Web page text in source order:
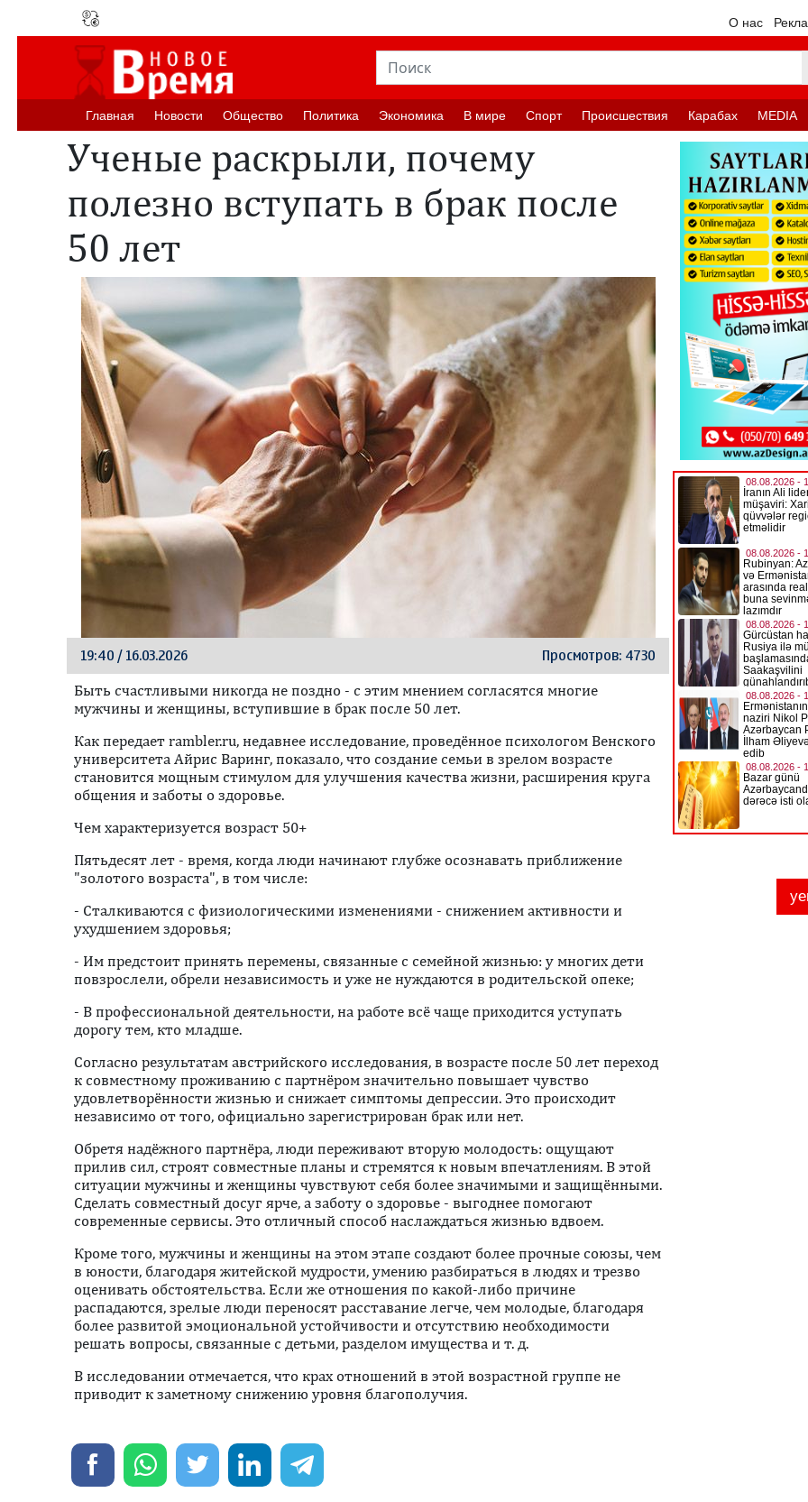
О нас
Главная Новости Oбщество Политика Экономика В мире Спорт Происшествия Карабах MEDIA
Ученые раскрыли, почему
полезно вступать в брак после
50 лет
19:40 / 16.03.2026 Просмотров: 4730
Быть счастливыми никогда не поздно - с этим мнением согласятся многие
мужчины и женщины, вступившие в брак после 50 лет.
Как передает rambler.ru, недавнее исследование, проведённое психологом Венского
университета Айрис Варинг, показало, что создание семьи в зрелом возрасте
становится мощным стимулом для улучшения качества жизни, расширения круга
общения и заботы о здоровье.
Чем характеризуется возраст 50+
Пятьдесят лет - время, когда люди начинают глубже осознавать приближение
"золотого возраста", в том числе:
- Сталкиваются с физиологическими изменениями - снижением активности и
ухудшением здоровья;
- Им предстоит принять перемены, связанные с семейной жизнью: у многих дети
повзрослели, обрели независимость и уже не нуждаются в родительской опеке;
- В профессиональной деятельности, на работе всё чаще приходится уступать
дорогу тем, кто младше.
Согласно результатам австрийского исследования, в возрасте после 50 лет переход
к совместному проживанию с партнёром значительно повышает чувство
удовлетворённости жизнью и снижает симптомы депрессии. Это происходит
независимо от того, официально зарегистрирован брак или нет.
Обретя надёжного партнёра, люди переживают вторую молодость: ощущают
прилив сил, строят совместные планы и стремятся к новым впечатлениям. В этой
ситуации мужчины и женщины чувствуют себя более значимыми и защищёнными.
Сделать совместный досуг ярче, а заботу о здоровье - выгоднее помогают
современные сервисы. Это отличный способ наслаждаться жизнью вдвоем.
Кроме того, мужчины и женщины на этом этапе создают более прочные союзы, чем
в юности, благодаря житейской мудрости, умению разбираться в людях и трезво
оценивать обстоятельства. Если же отношения по какой-либо причине
распадаются, зрелые люди переносят расставание легче, чем молодые, благодаря
более развитой эмоциональной устойчивости и отсутствию необходимости
решать вопросы, связанные с детьми, разделом имущества и т. д.
В исследовании отмечается, что крах отношений в этой возрастной группе не
приводит к заметному снижению уровня благополучия.